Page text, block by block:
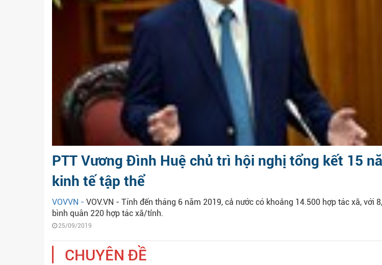
PTT Vương Đình Huệ chủ trì hội nghị tổng kết 15
kinh tế tập thể
VOVVN - VOV.VN - Tính đến tháng 6 năm 2019, cả nước có khoảng 14.500 hợp tác xã, với
bình quân 220 hợp tác xã/tỉnh.
25/09/2019
CHUYÊN ĐỀ